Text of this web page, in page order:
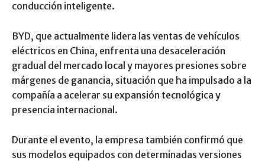
conducción inteligente.
BYD, que actualmente lidera las ventas de vehículos
eléctricos en China, enfrenta una desaceleración
gradual del mercado local y mayores presiones sobre
márgenes de ganancia, situación que ha impulsado a la
compañía a acelerar su expansión tecnológica y
presencia internacional.
Durante el evento, la empresa también confirmó que
sus modelos equipados con determinadas versiones